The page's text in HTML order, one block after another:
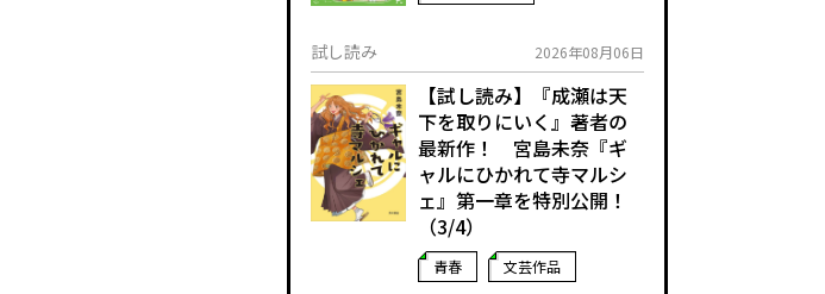
試し読み 2026年08月06日
【試し読み】『成瀬は天
下を取りにいく』著者の
最新作！ 宮島未奈『ギ
ャルにひかれて寺マルシ
ェ』第一章を特別公開！
（3/4）
青春 文芸作品